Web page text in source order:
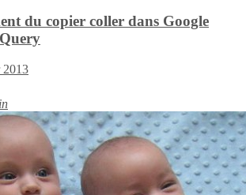
du copier coller dans Google
2013